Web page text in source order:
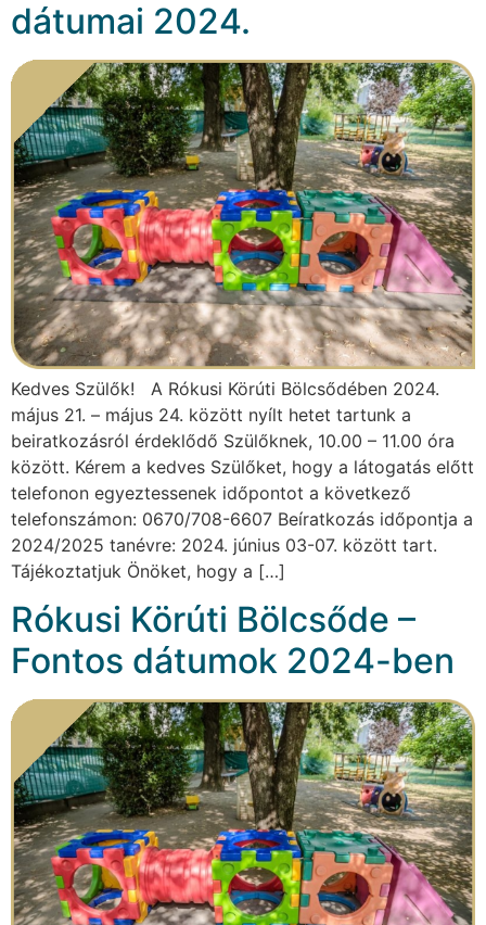
dátumai 2024.
Kedves Szülők! A Rókusi Körúti Bölcsődében 2024.
május 21. – május 24. között nyílt hetet tartunk a
beiratkozásról érdeklődő Szülőknek, 10.00 – 11.00 óra
között. Kérem a kedves Szülőket, hogy a látogatás előtt
telefonon egyeztessenek időpontot a következő
telefonszámon: 0670/708-6607 Beíratkozás időpontja a
2024/2025 tanévre: 2024. június 03-07. között tart.
Tájékoztatjuk Önöket, hogy a […]
Rókusi Körúti Bölcsőde –
Fontos dátumok 2024-ben